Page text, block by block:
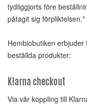
tydliggjorts före
påtagit sig förpliktelsen."
Hembiobutiken
beställda produkter:
Klarna checkout
Via vår koppling till